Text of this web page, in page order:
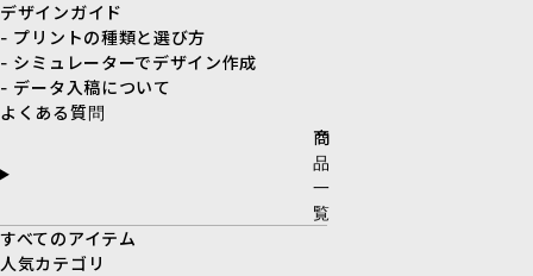
デザインガイド
- プリントの種類と選び方
- シミュレーターでデザイン作成
- データ入稿について
よくある質問
商
品
一
覧
すべてのアイテム
人気カテゴリ